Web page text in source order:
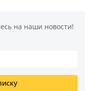
на наши новости!